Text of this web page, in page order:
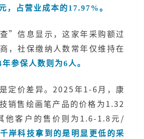
，占营业成本的17.97%。
”信息显示，这家年采购额过
，社保缴纳人数常年仅维持在
年参保人数则为6人。
定价差异。2025年1-6月，康
销售绘画笔产品的价格为1.32
他客户的售价则为1.6-1.8元/
千岸科技拿到的是明显更低的采